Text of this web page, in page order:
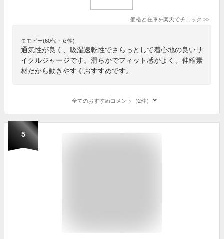
価格と在庫を楽天でチェック >>
モモピー(60代・女性)
通気性が良く、吸湿速乾性でさらっとして着心地の良いサ
イクルジャージです。滑らかでフィット感がよく、伸縮素
材だから動きやすくおすすめです。
全てのおすすめコメント（2件）
5